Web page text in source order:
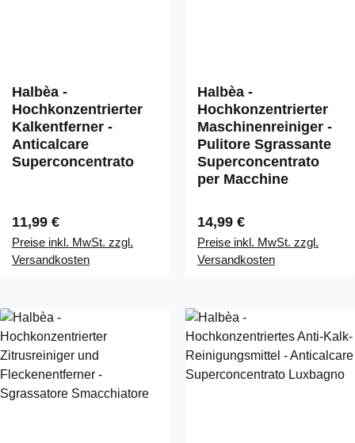
Halbèa -
Hochkonzentrierter
Kalkentferner -
Anticalcare
Superconcentrato
Regulärer Preis:
11,99 €
Preise inkl. MwSt. zzgl.
Versandkosten
Halbèa -
Hochkonzentrierter
Maschinenreiniger -
Pulitore Sgrassante
Superconcentrato
per Macchine
Regulärer Preis:
14,99 €
Preise inkl. MwSt. zzgl.
Versandkosten